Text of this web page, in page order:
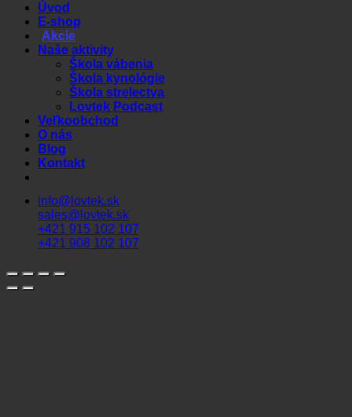
Úvod
E-shop
Akcie
Naše aktivity
Škola vábenia
Škola kynológie
Škola strelectva
Lovtek Podcast
Veľkoobchod
O nás
Blog
Kontakt
info@lovtek.sk
sales@lovtek.sk
+421 915 102 107
+421 908 102 107